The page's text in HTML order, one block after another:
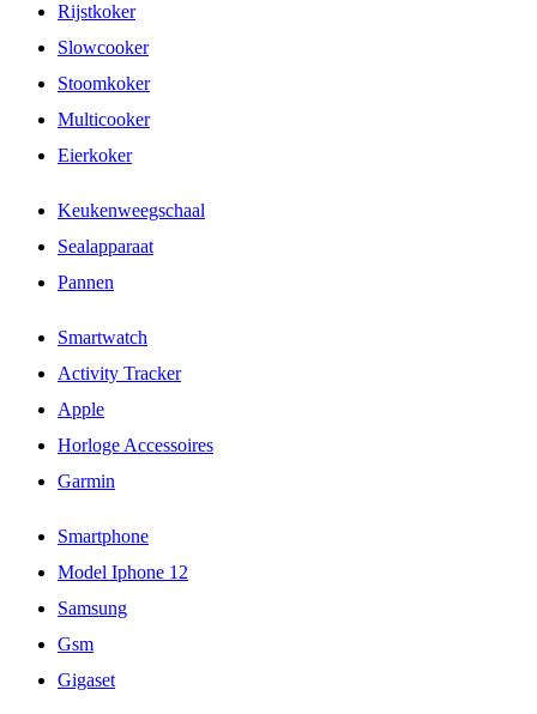
Rijstkoker
Slowcooker
Stoomkoker
Multicooker
Eierkoker
Keukenweegschaal
Sealapparaat
Pannen
Smartwatch
Activity Tracker
Apple
Horloge Accessoires
Garmin
Smartphone
Model Iphone 12
Samsung
Gsm
Gigaset